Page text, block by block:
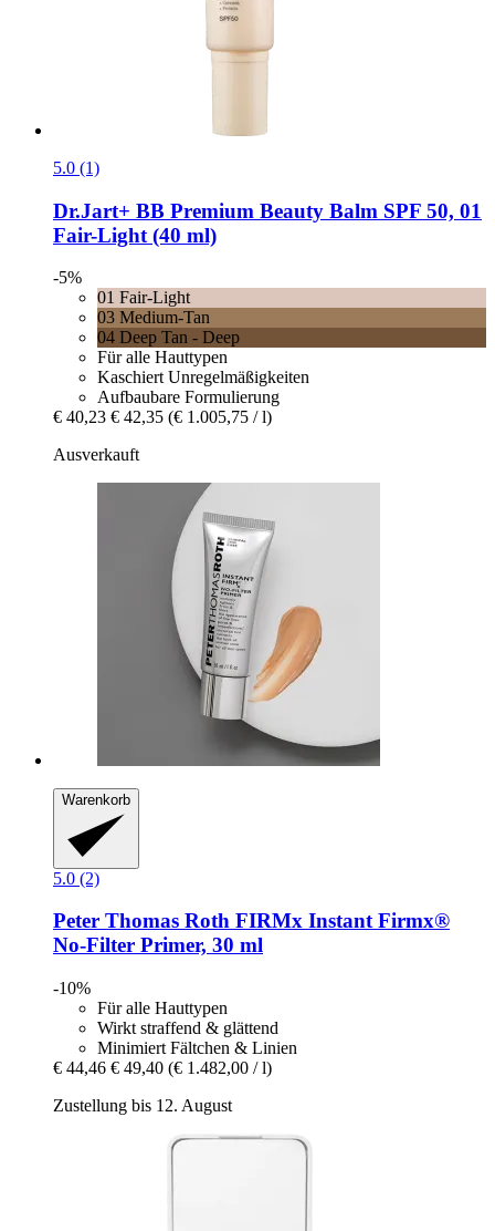
5.0 (1)
Dr.Jart+ BB Premium Beauty Balm SPF 50, 01
Fair-​Light (40 ml)
-5%
01 Fair-Light
03 Medium-Tan
04 Deep Tan - Deep
Für alle Hauttypen
Kaschiert Unregelmäßigkeiten
Aufbaubare Formulierung
€ 40,23 € 42,35 (€ 1.005,75 / l)
Ausverkauft
Warenkorb
5.0 (2)
Peter Thomas Roth FIRMx Instant Firmx®
No-​Filter Primer, 30 ml
-10%
Für alle Hauttypen
Wirkt straffend & glättend
Minimiert Fältchen & Linien
€ 44,46 € 49,40 (€ 1.482,00 / l)
Zustellung bis 12. August